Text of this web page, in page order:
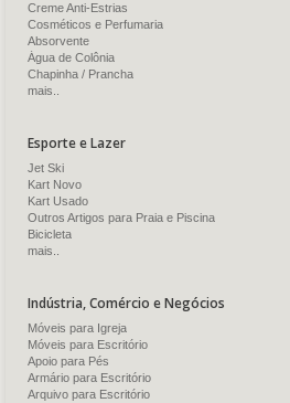
Creme Anti-Estrias
Cosméticos e Perfumaria
Absorvente
Água de Colônia
Chapinha / Prancha
mais..
Esporte e Lazer
Jet Ski
Kart Novo
Kart Usado
Outros Artigos para Praia e Piscina
Bicicleta
mais..
Indústria, Comércio e Negócios
Móveis para Igreja
Móveis para Escritório
Apoio para Pés
Armário para Escritório
Arquivo para Escritório